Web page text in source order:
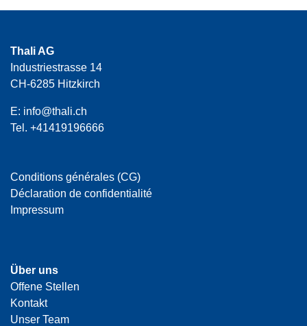
Thali AG
Industriestrasse 14
CH-6285 Hitzkirch
E: info@thali.ch
Tel. +41419196666
Conditions générales (CG)
Déclaration de confidentialité
Impressum
Über uns
Offene Stellen
Kontakt
Unser Team